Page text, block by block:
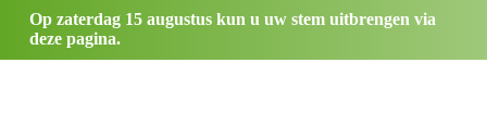
Op zaterdag 15 augustus kun u uw stem uitbrengen via
deze pagina.